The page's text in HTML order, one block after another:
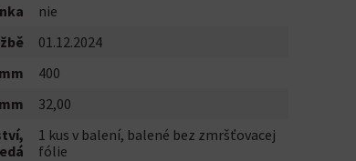
nie
01.12.2024
400
32,00
1 kus v balení, balené bez zmršťovacej
fólie